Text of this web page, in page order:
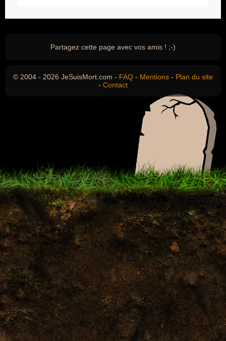
Partagez cette page avec vos amis ! ;-)
© 2004 - 2026 JeSuisMort.com - FAQ - Mentions - Plan du site
- Contact